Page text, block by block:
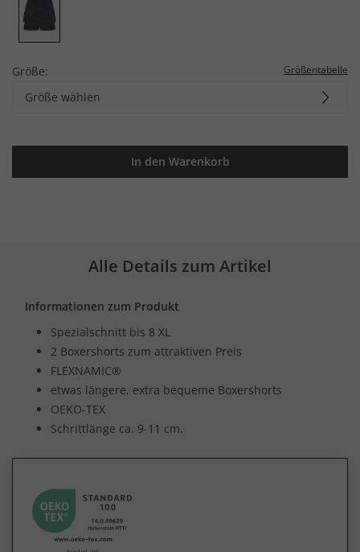
Größe: Größentabelle
Größe wählen
In den Warenkorb
Alle Details zum Artikel
Informationen zum Produkt
Spezialschnitt bis 8 XL
2 Boxershorts zum attraktiven Preis
FLEXNAMIC®
etwas längere, extra bequeme Boxershorts
OEKO-TEX
Schrittlänge ca. 9-11 cm.